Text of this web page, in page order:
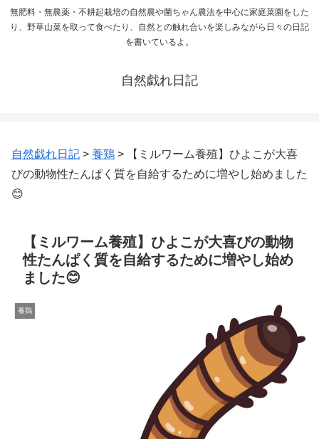
無肥料・無農薬・不耕起栽培の自然農や菌ちゃん農法を中心に家庭菜園をした
り、野草山菜を取って食べたり、自然との触れ合いを楽しみながら日々の日記
を書いているよ。
自然戯れ日記
自然戯れ日記 > 養鶏 >
【ミルワーム養殖】ひよこが大喜
びの動物性たんぱく質を自給するために増やし始めました
😊
【ミルワーム養殖】ひよこが大喜びの動物
性たんぱく質を自給するために増やし始め
ました😊
養鶏